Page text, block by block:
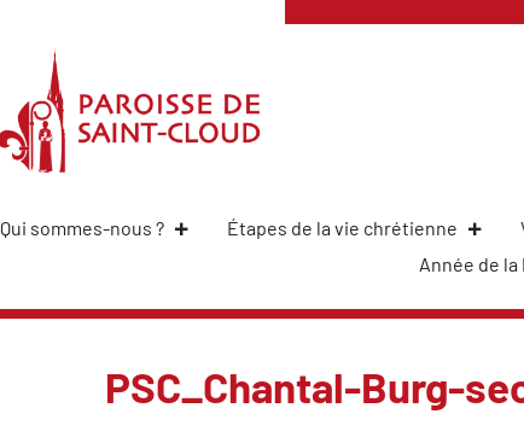
Qui sommes-nous ? Étapes de la vie chrétienne
Année de la
PSC_Chantal-Burg-